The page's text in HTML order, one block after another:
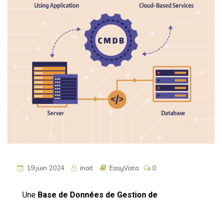
19 juin 2024 inait EasyVista 0
Une Base de Données de Gestion de